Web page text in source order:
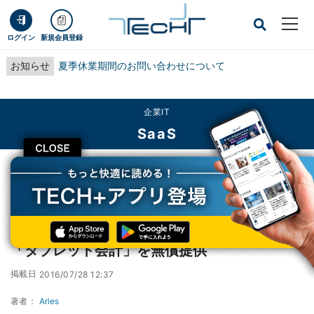
ログイン 新規会員登録
お知らせ 夏季休業期間のお問い合わせについて
CLOSE
企業IT
SaaS
TECH+ 企業IT
SaaS
ソリマチ、タップ操作で入力できるiOSアプリ「タブレット会計」を無償提供
ソリマチ、タップ操作で入力できるiOSアプリ
「タブレット会計」を無償提供
掲載日 2016/07/28 12:37
著者： Aries